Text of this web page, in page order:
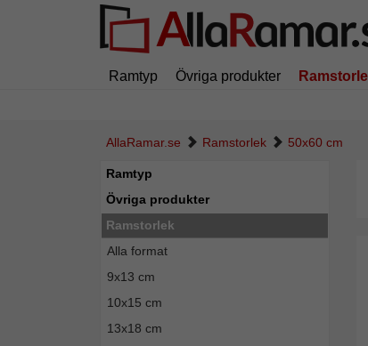
Ramtyp Övriga produkter
AllaRamar.se Ramstorlek 50x60 cm
Ramtyp
Övriga produkter
Ramstorlek
Alla format
9x13 cm
10x15 cm
13x18 cm